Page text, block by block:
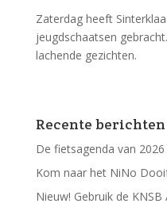
Zaterdag heeft
jeugdschaatsen
lachende gezichten.
Recente berichten
De fietsagenda van 2026
Kom naar het NiNo
Nieuw! Gebruik de KNSB